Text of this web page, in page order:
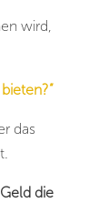
wird,
das
die